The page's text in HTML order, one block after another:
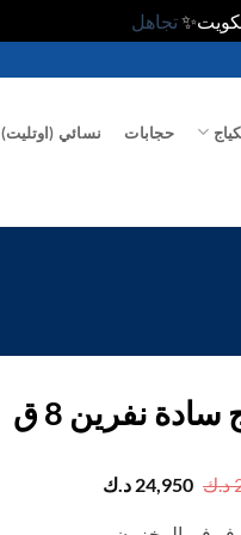
تجاهل
حجابات
نسائي (اوتليت)
سادة نفرين 8 ق
د.ك السعر
الأصلي
هو:
24,950 د.كالسعر